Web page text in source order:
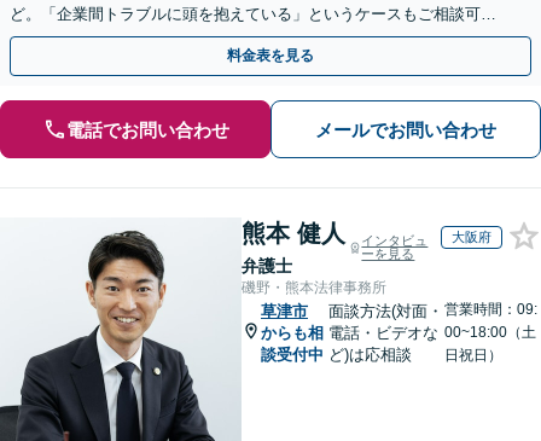
ど。「企業間トラブルに頭を抱えている」というケースもご相談可能
です【Zooｍ相談可】【完全個室】【大阪天満宮駅すぐ】
料金表を見る
電話でお問い合わせ メールでお問い合わせ
熊本 健人
弁護士
インタビュ
ーを見る
大阪府
磯野・熊本法律事務所
草津市
からも相
談受付中
面談方法(対面・
電話・ビデオな
ど)は応相談
営業時間：09:
00~18:00（土
日祝日）